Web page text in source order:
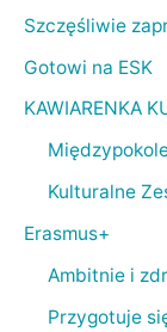
Szczęśliwie
Gotowi na ESK
KAWIARENKA
Kulturalne
Erasmus+
Ambitnie i
Przygotuje